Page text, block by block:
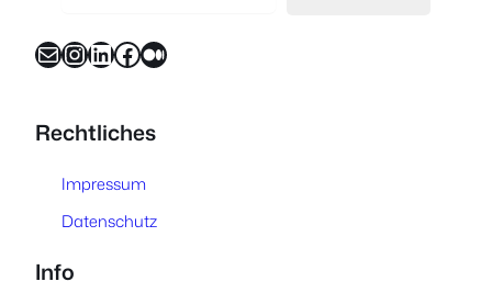
E-Mail InstagramLinkedIn Facebook Medium
Rechtliches
Impressum
Datenschutz
Info